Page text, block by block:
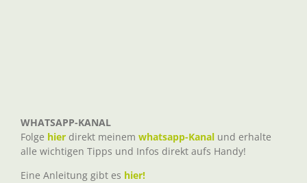
WHATSAPP-KANAL
Folge hier direkt meinem whatsapp-Kanal und erhalte
alle wichtigen Tipps und Infos direkt aufs Handy!
Eine Anleitung gibt es hier!